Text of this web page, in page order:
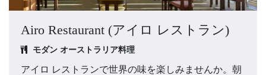
Airo Restaurant (アイロ レストラン)
モダン オーストラリア料理
アイロ レストランで世界の味を楽しみませんか。朝